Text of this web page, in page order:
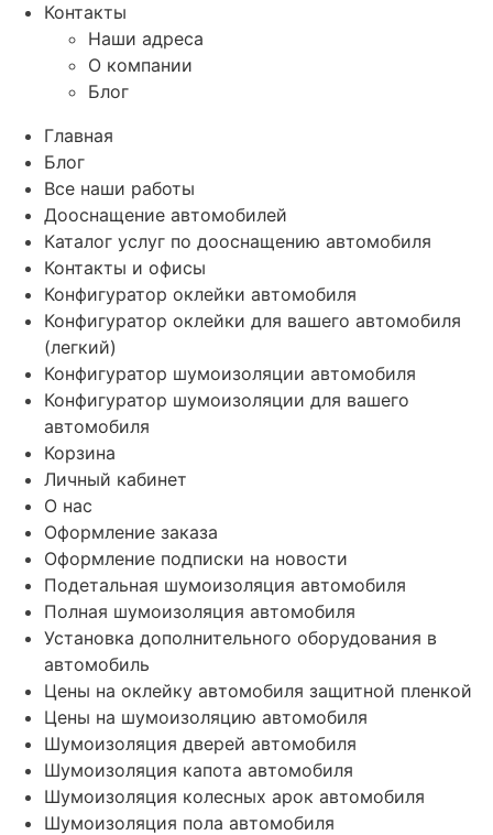
Контакты
Наши адреса
О компании
Блог
Главная
Блог
Все наши работы
Дооснащение автомобилей
Каталог услуг по дооснащению автомобиля
Контакты и офисы
Конфигуратор оклейки автомобиля
Конфигуратор оклейки для вашего автомобиля
(легкий)
Конфигуратор шумоизоляции автомобиля
Конфигуратор шумоизоляции для вашего
автомобиля
Корзина
Личный кабинет
О нас
Оформление заказа
Оформление подписки на новости
Подетальная шумоизоляция автомобиля
Полная шумоизоляция автомобиля
Установка дополнительного оборудования в
автомобиль
Цены на оклейку автомобиля защитной пленкой
Цены на шумоизоляцию автомобиля
Шумоизоляция дверей автомобиля
Шумоизоляция капота автомобиля
Шумоизоляция колесных арок автомобиля
Шумоизоляция пола автомобиля